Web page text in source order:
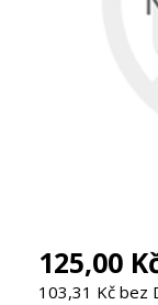
125,00
103,31 Kč bez